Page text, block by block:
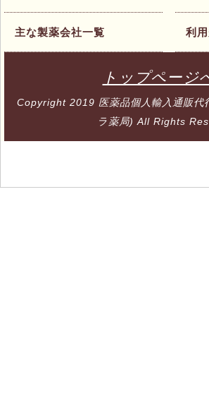
主な製薬会社一覧 利
トップペー
Copyright 2019 医薬品個人輸入通販
ラ薬局) All Rights